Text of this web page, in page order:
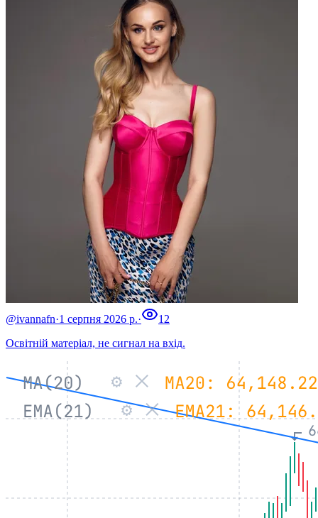
@ivannafn·1 серпня 2026 р.·
12
Освітній матеріал, не сигнал на вхід.